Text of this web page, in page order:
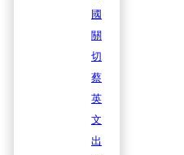
國
關
切
蔡
英
文
出